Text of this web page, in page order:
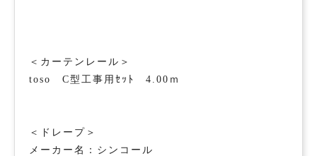
＜カーテンレール＞
toso C型工事用ｾｯﾄ 4.00ｍ
＜ドレープ＞
メーカー名：シンコール